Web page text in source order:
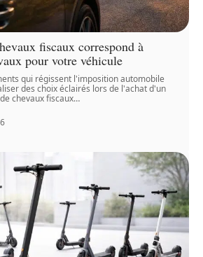
fiscaux correspond à
pour votre véhicule
qui régissent l'imposition automobile
des choix éclairés lors de l'achat d'un
chevaux fiscaux…